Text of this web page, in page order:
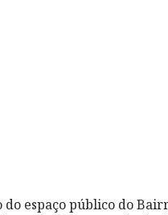
espaço público do